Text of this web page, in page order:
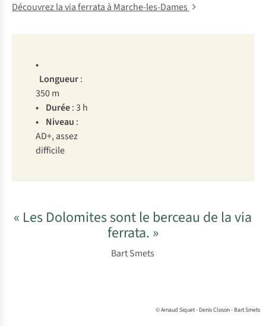
Découvrez la via ferrata à Marche-les-Dames
•
Longueur:
350 m
• Durée: 3 h
• Niveau :
AD+,assez
difficile
« Les Dolomites sont le berceau de la via
ferrata. »
Bart Smets
© Arnaud Siquet - Denis Closon - Bart Smets